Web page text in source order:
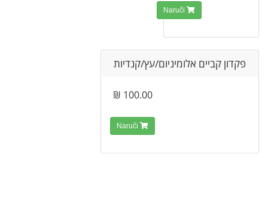
פקדון קביים אלומיניום/עץ/קנדיות
100.00 ₪